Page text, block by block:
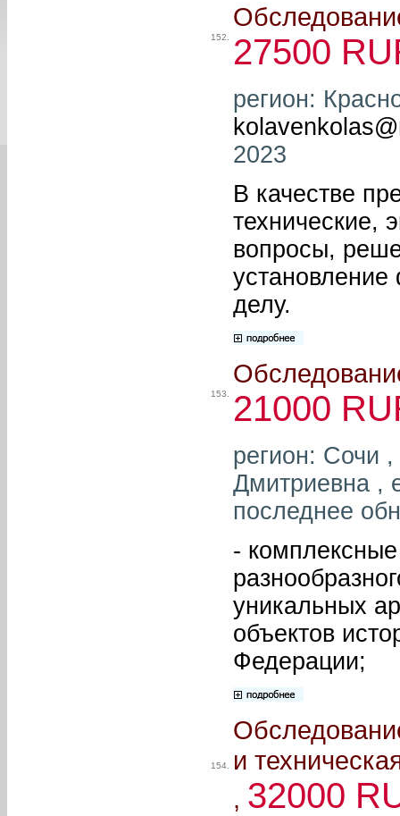
152. 27500
регион:
2023
В качестве
технические,
вопросы,
установление
делу.
153. 21000
регион: Сочи
Дмитриевна ,
последнее
-
уникальных
объектов
Федерации;
154.
и
, 32000